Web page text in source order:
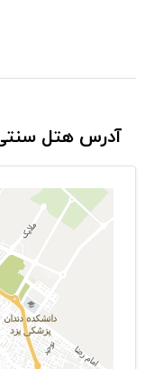
آدرس هتل